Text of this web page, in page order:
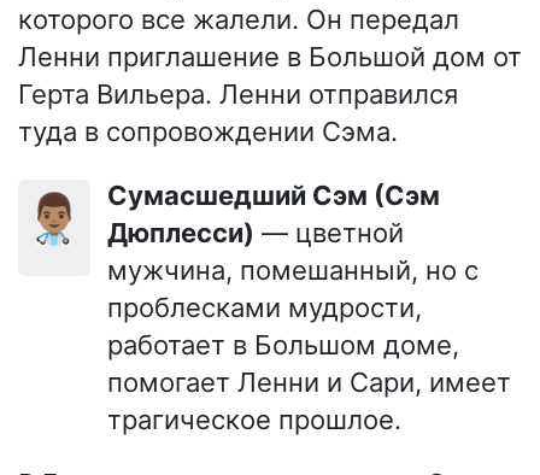
которого все жалели. Он передал
Ленни приглашение в Большой дом от
Герта Вильера. Ленни отправился
туда в сопровождении Сэма.
👨🏽‍⚕️
Сумасшедший Сэм (Сэм
Дюплесси) — цветной
мужчина, помешанный, но с
проблесками мудрости,
работает в Большом доме,
помогает Ленни и Сари, имеет
трагическое прошлое.